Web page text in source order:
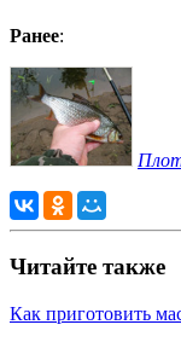
Ранее:
Читайте также
Как приготовить